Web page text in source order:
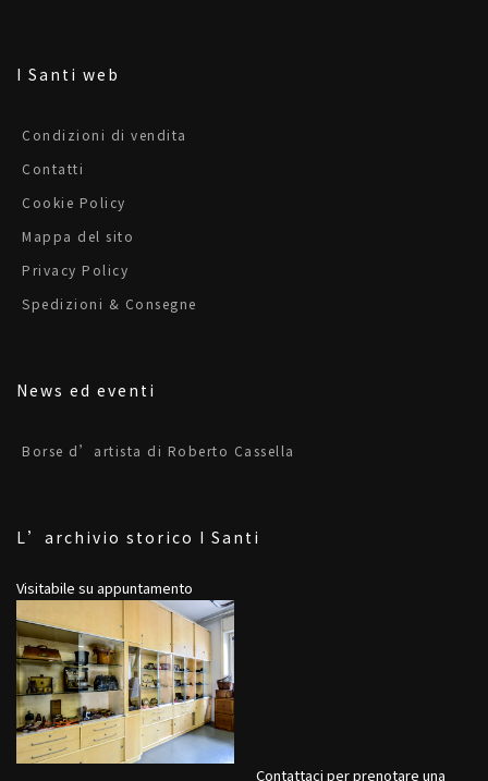
I Santi web
Condizioni di vendita
Contatti
Cookie Policy
Mappa del sito
Privacy Policy
Spedizioni & Consegne
News ed eventi
Borse d’artista di Roberto Cassella
L’archivio storico I Santi
Visitabile su appuntamento
Contattaci per prenotare una